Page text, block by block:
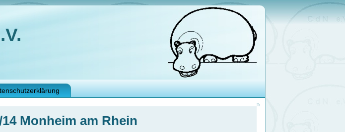
14 Monheim am Rhein